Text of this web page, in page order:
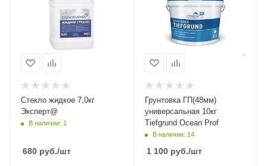
Стекло жидкое 7,0кг
Эксперт@
В наличии: 1
680 руб./шт
Грунтовка ГП(48мм)
универсальная 10кг
Tiefgrund Ocean Prof
В наличии: 14
1 100руб./шт